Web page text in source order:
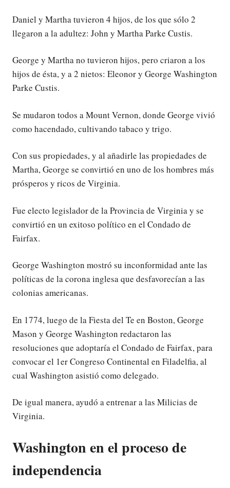
Daniel y Martha tuvieron 4 hijos, de los que sólo 2
llegaron a la adultez: John y Martha Parke Custis.
George y Martha no tuvieron hijos, pero criaron a los
hijos de ésta, y a 2 nietos: Eleonor y George Washington
Parke Custis.
Se mudaron todos a Mount Vernon, donde George vivió
como hacendado, cultivando tabaco y trigo.
Con sus propiedades, y al añadirle las propiedades de
Martha, George se convirtió en uno de los hombres más
prósperos y ricos de Virginia.
Fue electo legislador de la Provincia de Virginia y se
convirtió en un exitoso político en el Condado de
Fairfax.
George Washington mostró su inconformidad ante las
políticas de la corona inglesa que desfavorecían a las
colonias americanas.
En 1774, luego de la Fiesta del Te en Boston, George
Mason y George Washington redactaron las
resoluciones que adoptaría el Condado de Fairfax, para
convocar el 1er Congreso Continental en Filadelfia, al
cual Washington asistió como delegado.
De igual manera, ayudó a entrenar a las Milicias de
Virginia.
Washington en el proceso de
independencia